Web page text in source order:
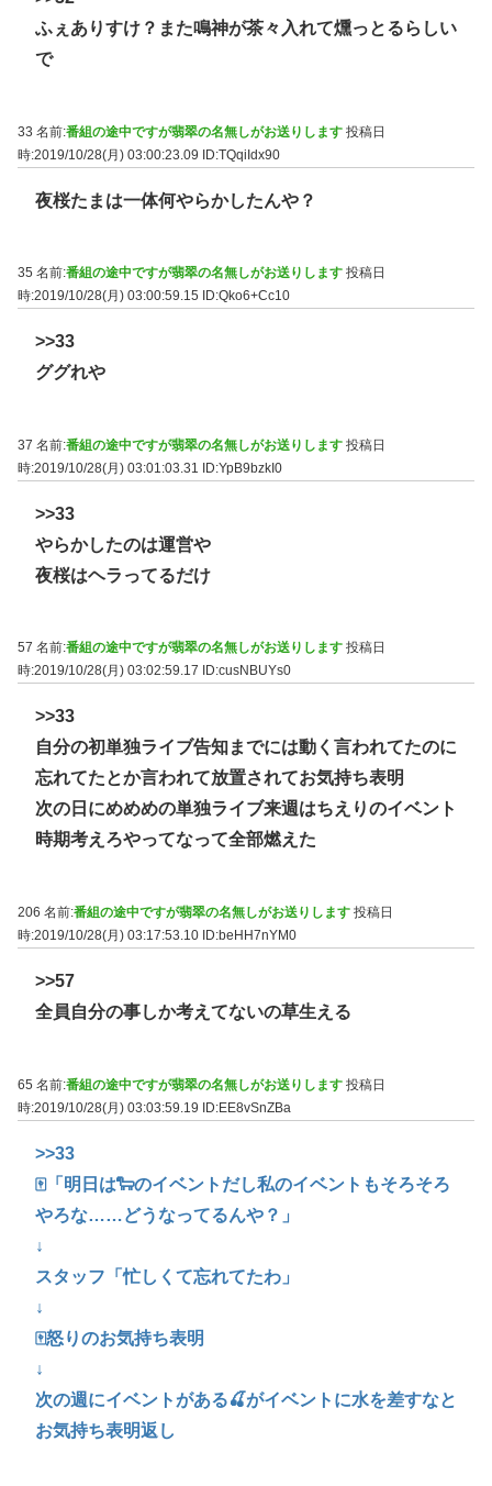
ふぇありすけ？また鳴神が茶々入れて燻っとるらしい
で
33 名前:番組の途中ですが翡翠の名無しがお送りします 投稿日
時:2019/10/28(月) 03:00:23.09 ID:TQqiIdx90
夜桜たまは一体何やらかしたんや？
35 名前:番組の途中ですが翡翠の名無しがお送りします 投稿日
時:2019/10/28(月) 03:00:59.15
ID:Qko6+Cc10
>>33
ググれや
37 名前:番組の途中ですが翡翠の名無しがお送りします 投稿日
時:2019/10/28(月) 03:01:03.31 ID:YpB9bzkI0
>>33
やらかしたのは運営や
夜桜はヘラってるだけ
57 名前:番組の途中ですが翡翠の名無しがお送りします 投稿日
時:2019/10/28(月) 03:02:59.17
ID:cusNBUYs0
>>33
自分の初単独ライブ告知までには動く言われてたのに
忘れてたとか言われて放置されてお気持ち表明
次の日にめめめの単独ライブ来週はちえりのイベント
時期考えろやってなって全部燃えた
206 名前:番組の途中ですが翡翠の名無しがお送りします 投稿日
時:2019/10/28(月) 03:17:53.10 ID:beHH7nYM0
>>57
全員自分の事しか考えてないの草生える
65 名前:番組の途中ですが翡翠の名無しがお送りします 投稿日
時:2019/10/28(月) 03:03:59.19 ID:EE8vSnZBa
>>33
🀄「明日は🐑のイベントだし私のイベントもそろそろ
やろな……どうなってるんや？」
↓
スタッフ「忙しくて忘れてたわ」
↓
🀄怒りのお気持ち表明
↓
次の週にイベントがある🍒がイベントに水を差すなと
お気持ち表明返し